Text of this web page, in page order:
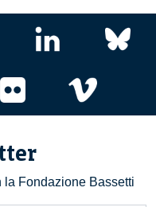
la Fondazione Bassetti